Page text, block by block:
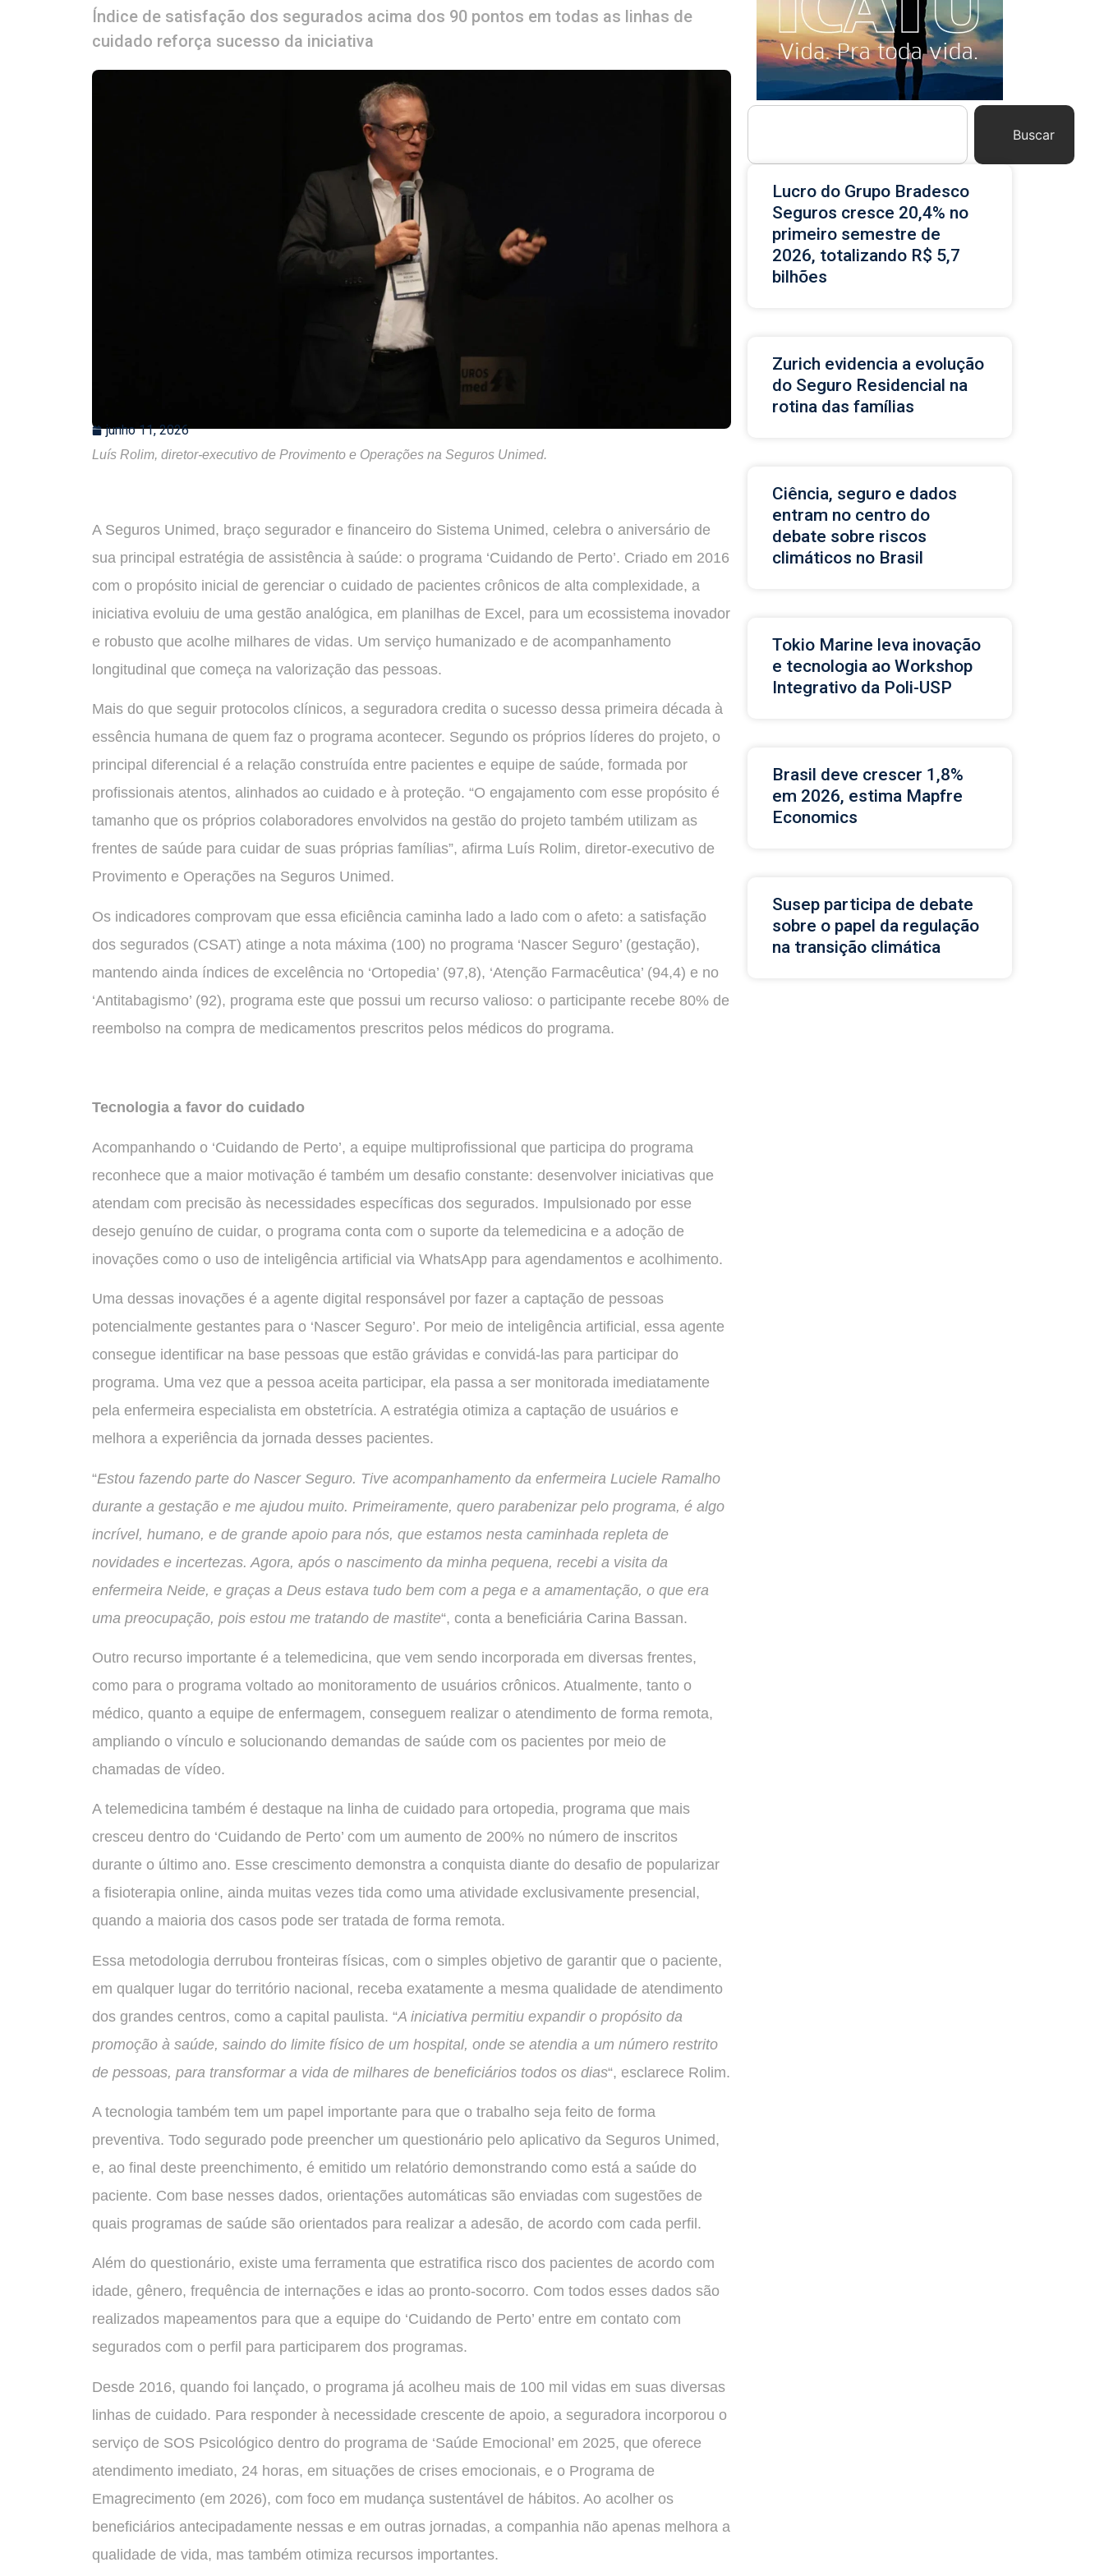
Índice de satisfação dos segurados acima dos 90 pontos em todas as linhas de
cuidado reforça sucesso da iniciativa
junho 11, 2026
Luís Rolim, diretor-executivo de Provimento e Operações na Seguros Unimed.
A Seguros Unimed, braço segurador e financeiro do Sistema Unimed, celebra o aniversário de
sua principal estratégia de assistência à saúde: o programa ‘Cuidando de Perto’. Criado em 2016
com o propósito inicial de gerenciar o cuidado de pacientes crônicos de alta complexidade, a
iniciativa evoluiu de uma gestão analógica, em planilhas de Excel, para um ecossistema inovador
e robusto que acolhe milhares de vidas. Um serviço humanizado e de acompanhamento
longitudinal que começa na valorização das pessoas.
Mais do que seguir protocolos clínicos, a seguradora credita o sucesso dessa primeira década à
essência humana de quem faz o programa acontecer. Segundo os próprios líderes do projeto, o
principal diferencial é a relação construída entre pacientes e equipe de saúde, formada por
profissionais atentos, alinhados ao cuidado e à proteção. “O engajamento com esse propósito é
tamanho que os próprios colaboradores envolvidos na gestão do projeto também utilizam as
frentes de saúde para cuidar de suas próprias famílias”, afirma Luís Rolim, diretor-executivo de
Provimento e Operações na Seguros Unimed.
Os indicadores comprovam que essa eficiência caminha lado a lado com o afeto: a satisfação
dos segurados (CSAT) atinge a nota máxima (100) no programa ‘Nascer Seguro’ (gestação),
mantendo ainda índices de excelência no ‘Ortopedia’ (97,8), ‘Atenção Farmacêutica’ (94,4) e no
‘Antitabagismo’ (92), programa este que possui um recurso valioso: o participante recebe 80% de
reembolso na compra de medicamentos prescritos pelos médicos do programa.
Tecnologia a favor do cuidado
Acompanhando o ‘Cuidando de Perto’, a equipe multiprofissional que participa do programa
reconhece que a maior motivação é também um desafio constante: desenvolver iniciativas que
atendam com precisão às necessidades específicas dos segurados. Impulsionado por esse
desejo genuíno de cuidar, o programa conta com o suporte da telemedicina e a adoção de
inovações como o uso de inteligência artificial via WhatsApp para agendamentos e acolhimento.
Uma dessas inovações é a agente digital responsável por fazer a captação de pessoas
potencialmente gestantes para o ‘Nascer Seguro’. Por meio de inteligência artificial, essa agente
consegue identificar na base pessoas que estão grávidas e convidá-las para participar do
programa. Uma vez que a pessoa aceita participar, ela passa a ser monitorada imediatamente
pela enfermeira especialista em obstetrícia. A estratégia otimiza a captação de usuários e
melhora a experiência da jornada desses pacientes.
“Estou fazendo parte do Nascer Seguro. Tive acompanhamento da enfermeira Luciele Ramalho
durante a gestação e me ajudou muito. Primeiramente, quero parabenizar pelo programa, é algo
incrível, humano, e de grande apoio para nós, que estamos nesta caminhada repleta de
novidades e incertezas. Agora, após o nascimento da minha pequena, recebi a visita da
enfermeira Neide, e graças a Deus estava tudo bem com a pega e a amamentação, o que era
uma preocupação, pois estou me tratando de mastite“, conta a beneficiária Carina Bassan.
Outro recurso importante é a telemedicina, que vem sendo incorporada em diversas frentes,
como para o programa voltado ao monitoramento de usuários crônicos. Atualmente, tanto o
médico, quanto a equipe de enfermagem, conseguem realizar o atendimento de forma remota,
ampliando o vínculo e solucionando demandas de saúde com os pacientes por meio de
chamadas de vídeo.
A telemedicina também é destaque na linha de cuidado para ortopedia, programa que mais
cresceu dentro do ‘Cuidando de Perto’ com um aumento de 200% no número de inscritos
durante o último ano. Esse crescimento demonstra a conquista diante do desafio de popularizar
a fisioterapia online, ainda muitas vezes tida como uma atividade exclusivamente presencial,
quando a maioria dos casos pode ser tratada de forma remota.
Essa metodologia derrubou fronteiras físicas, com o simples objetivo de garantir que o paciente,
em qualquer lugar do território nacional, receba exatamente a mesma qualidade de atendimento
dos grandes centros, como a capital paulista. “A iniciativa permitiu expandir o propósito da
promoção à saúde, saindo do limite físico de um hospital, onde se atendia a um número restrito
de pessoas, para transformar a vida de milhares de beneficiários todos os dias“, esclarece Rolim.
A tecnologia também tem um papel importante para que o trabalho seja feito de forma
preventiva. Todo segurado pode preencher um questionário pelo aplicativo da Seguros Unimed,
e, ao final deste preenchimento, é emitido um relatório demonstrando como está a saúde do
paciente. Com base nesses dados, orientações automáticas são enviadas com sugestões de
quais programas de saúde são orientados para realizar a adesão, de acordo com cada perfil.
Além do questionário, existe uma ferramenta que estratifica risco dos pacientes de acordo com
idade, gênero, frequência de internações e idas ao pronto-socorro. Com todos esses dados são
realizados mapeamentos para que a equipe do ‘Cuidando de Perto’ entre em contato com
segurados com o perfil para participarem dos programas.
Desde 2016, quando foi lançado, o programa já acolheu mais de 100 mil vidas em suas diversas
linhas de cuidado. Para responder à necessidade crescente de apoio, a seguradora incorporou o
serviço de SOS Psicológico dentro do programa de ‘Saúde Emocional’ em 2025, que oferece
atendimento imediato, 24 horas, em situações de crises emocionais, e o Programa de
Emagrecimento (em 2026), com foco em mudança sustentável de hábitos. Ao acolher os
beneficiários antecipadamente nessas e em outras jornadas, a companhia não apenas melhora a
qualidade de vida, mas também otimiza recursos importantes.
Buscar
Lucro do Grupo Bradesco
Seguros cresce 20,4% no
primeiro semestre de
2026, totalizando R$ 5,7
bilhões
Zurich evidencia a evolução
do Seguro Residencial na
rotina das famílias
Ciência, seguro e dados
entram no centro do
debate sobre riscos
climáticos no Brasil
Tokio Marine leva inovação
e tecnologia ao Workshop
Integrativo da Poli-USP
Brasil deve crescer 1,8%
em 2026, estima Mapfre
Economics
Susep participa de debate
sobre o papel da regulação
na transição climática